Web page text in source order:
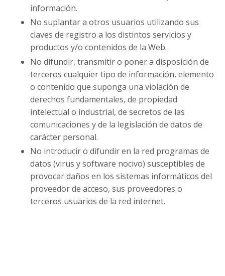
información.
No suplantar a otros usuarios utilizando sus
claves de registro a los distintos servicios y
productos y/o contenidos de la Web.
No difundir, transmitir o poner a disposición de
terceros cualquier tipo de información, elemento
o contenido que suponga una violación de
derechos fundamentales, de propiedad
intelectual o industrial, de secretos de las
comunicaciones y de la legislación de datos de
carácter personal.
No introducir o difundir en la red programas de
datos (virus y software nocivo) susceptibles de
provocar daños en los sistemas informáticos del
proveedor de acceso, sus proveedores o
terceros usuarios de la red internet.